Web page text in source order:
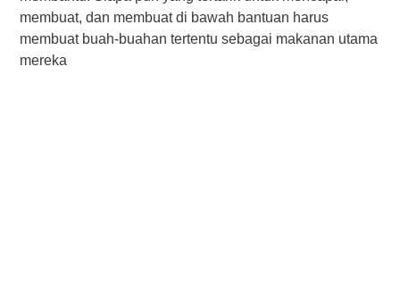
membuat, dan membuat di bawah bantuan harus
membuat buah-buahan tertentu sebagai makanan utama
mereka